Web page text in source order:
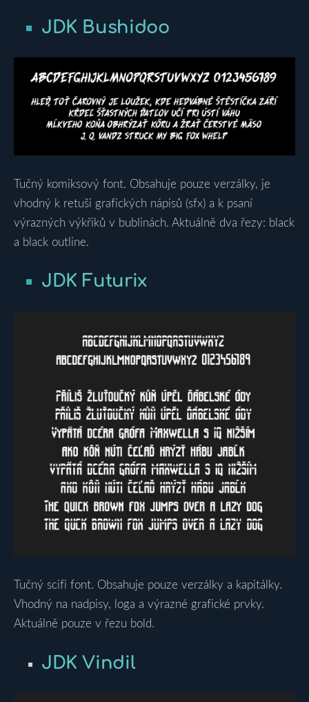
JDK Bushidoo
Tučný komiksový font. Obsahuje pouze verzálky, je
vhodný k retuši grafických nápisů (sfx) a k psaní
výrazných výkřiků v bublinách. Aktuálně dva řezy: black
a black outline.
JDK Futurix
Tučný scifi font. Obsahuje pouze verzálky a kapitálky.
Vhodný na nadpisy, loga a výrazné grafické prvky.
Aktuálně pouze v řezu bold.
JDK Vindil